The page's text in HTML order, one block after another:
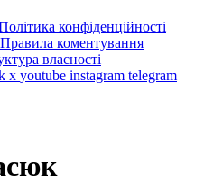
конфіденційності
Правила коментування
власності
x youtube instagram telegram